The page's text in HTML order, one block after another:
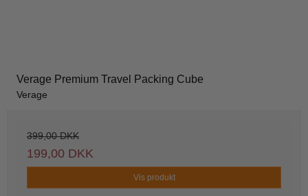
Verage Premium Travel Packing Cube
Verage
399,00 DKK
199,00 DKK
Vis produkt